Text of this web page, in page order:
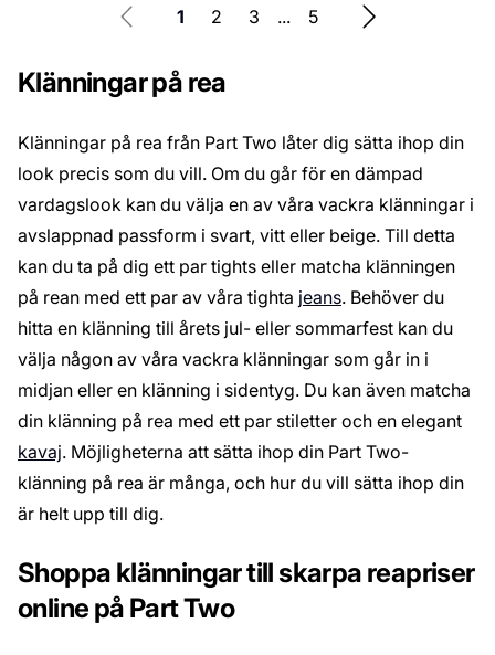
1 2 3 ... 5
Klänningar på rea
Klänningar på rea från Part Two låter dig sätta ihop din
look precis som du vill. Om du går för en dämpad
vardagslook kan du välja en av våra vackra klänningar i
avslappnad passform i svart, vitt eller beige. Till detta
kan du ta på dig ett par tights eller matcha klänningen
på rean med ett par av våra tighta jeans. Behöver du
hitta en klänning till årets jul- eller sommarfest kan du
välja någon av våra vackra klänningar som går in i
midjan eller en klänning i sidentyg. Du kan även matcha
din klänning på rea med ett par stiletter och en elegant
kavaj. Möjligheterna att sätta ihop din Part Two-
klänning på rea är många, och hur du vill sätta ihop din
är helt upp till dig.
Shoppa klänningar till skarpa reapriser
online på Part Two